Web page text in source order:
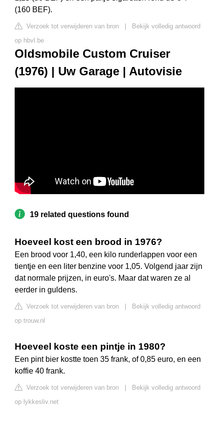
(160 BEF).
Verzoek tot verwijderen van bron
Bekijk volledig antwoord
op hbvl.be
Oldsmobile Custom Cruiser
(1976) | Uw Garage | Autovisie
19 related questions found
Hoeveel kost een brood in 1976?
Een brood voor 1,40, een kilo runderlappen voor een
tientje en een liter benzine voor 1,05. Volgend jaar zijn
dat normale prijzen, in euro's. Maar dat waren ze al
eerder in guldens.
Verzoek tot verwijderen van bron
Bekijk volledig antwoord
op trouw.nl
Hoeveel koste een pintje in 1980?
Een pint bier kostte toen 35 frank, of 0,85 euro, en een
koffie 40 frank.
Verzoek tot verwijderen van bron
Bekijk volledig antwoord
op lykkesliv.net